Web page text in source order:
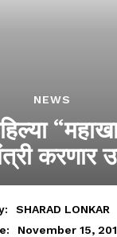
NEWS
करणार
SHARAD LONKAR
November 15,